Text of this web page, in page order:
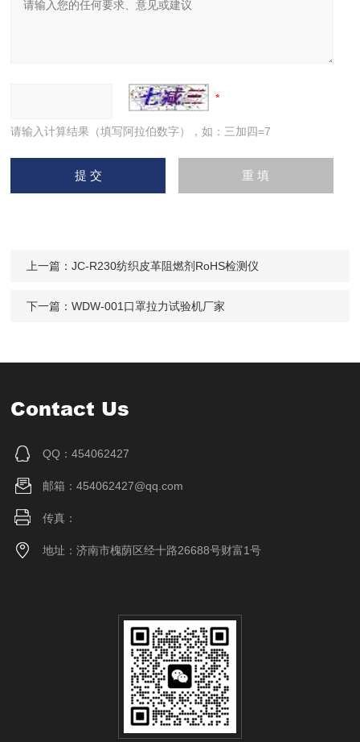
请输入计算结果（填写阿拉伯数字），如：三加四=7
上一篇：JC-R230纺织皮革阻燃剂RoHS检测仪
下一篇：WDW-001口罩拉力试验机厂家
Contact Us
QQ：454062427
邮箱：454062427@qq.com
传真：
地址：济南市槐荫区经十路26688号财富1号